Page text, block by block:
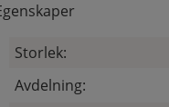
Storlek:
Avdelning: